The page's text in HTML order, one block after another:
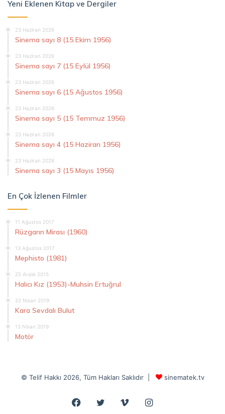
Yeni Eklenen Kitap ve Dergiler
23 Haziran 2026
Sinema sayı 8 (15 Ekim 1956)
23 Haziran 2026
Sinema sayı 7 (15 Eylül 1956)
23 Haziran 2026
Sinema sayı 6 (15 Ağustos 1956)
23 Haziran 2026
Sinema sayı 5 (15 Temmuz 1956)
23 Haziran 2026
Sinema sayı 4 (15 Haziran 1956)
23 Haziran 2026
Sinema sayı 3 (15 Mayıs 1956)
En Çok İzlenen Filmler
11 Ağustos 2017
Rüzgarın Mirası (1960)
13 Ağustos 2017
Mephisto (1981)
25 Aralık 2015
Halıcı Kız (1953)-Muhsin Ertuğrul
22 Nisan 2019
Kara Sevdalı Bulut
13 Nisan 2019
Motör
© Telif Hakkı 2026, Tüm Hakları Saklıdır | sinematek.tv
Facebook
Twitter VimeoInstagram